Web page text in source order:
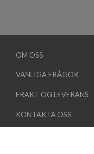
OM OSS
VANLIGA FRÅGOR
FRAKT OG LEVERANS
KONTAKTA OSS